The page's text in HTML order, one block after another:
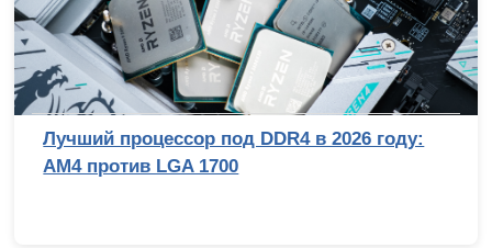
Лучший процессор под DDR4 в 2026 году:
AM4 против LGA 1700